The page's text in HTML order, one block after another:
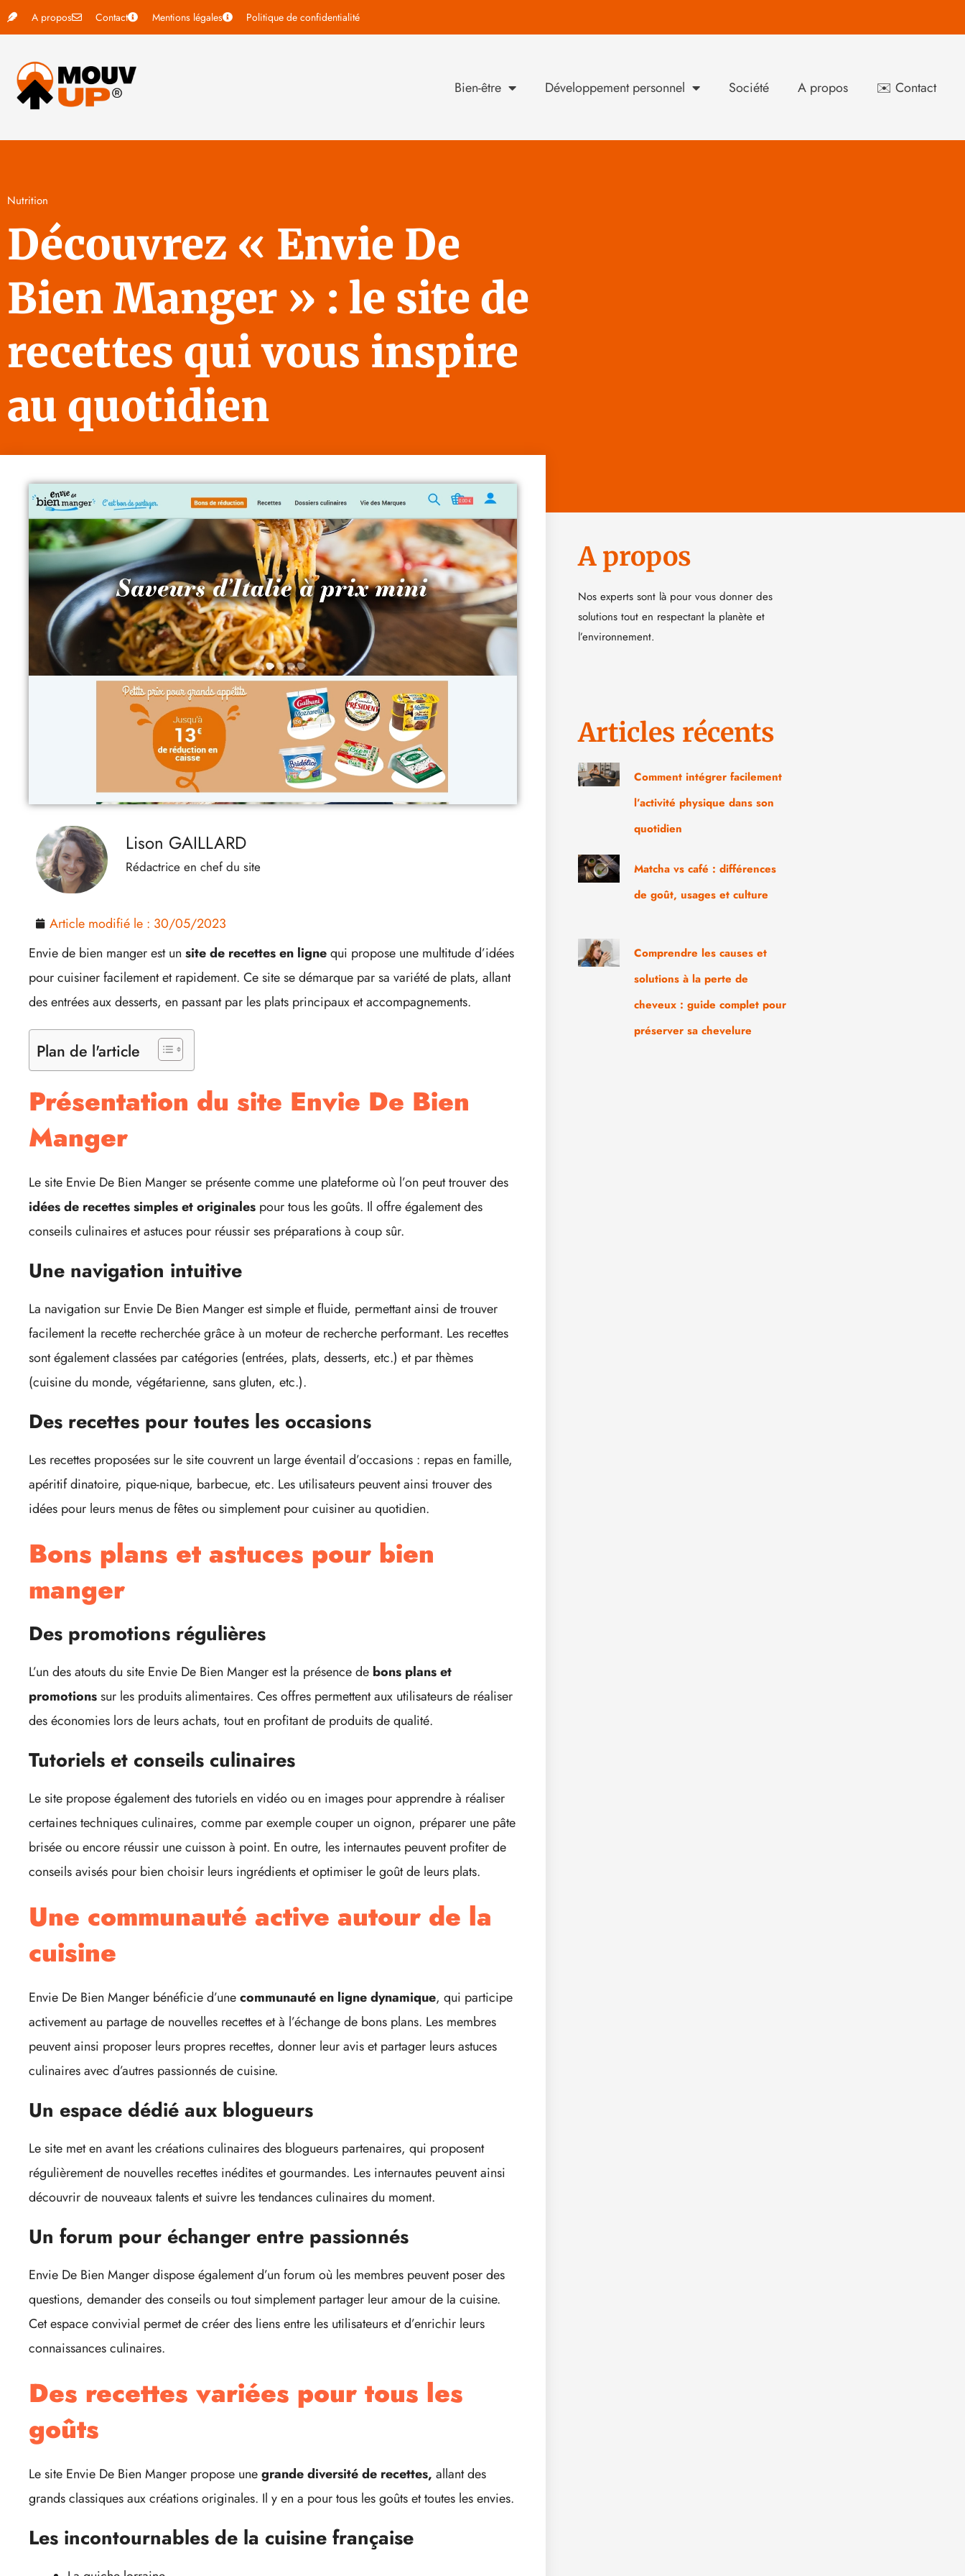
A propos Contact Mentions légales Politique de confidentialité
Bien-être Développement personnel Société A propos ✉️ Contact
Nutrition
Découvrez « Envie De
Bien Manger » : le site de
recettes qui vous inspire
au quotidien
Lison GAILLARD
Rédactrice en chef du site
Article modifié le : 30/05/2023
Envie de bien manger est un site de recettes en lignequi propose une multitude d’idées
pour cuisiner facilement et rapidement. Ce site se démarque par sa variété de plats, allant
des entrées aux desserts, en passant par les plats principaux et accompagnements.
Plan de l'article
Présentation du site Envie De Bien
Manger
Le site Envie De Bien Manger se présente comme une plateforme où l’on peut trouver des
idées de recettes simples et originales pour tous les goûts. Il offre également des
conseils culinaires et astuces pour réussir ses préparations à coup sûr.
Une navigation intuitive
La navigation sur Envie De Bien Manger est simple et fluide, permettant ainsi de trouver
facilement la recette recherchée grâce à un moteur de recherche performant. Les recettes
sont également classées par catégories (entrées, plats, desserts, etc.) et par thèmes
(cuisine du monde, végétarienne, sans gluten, etc.).
Des recettes pour toutes les occasions
Les recettes proposées sur le site couvrent un large éventail d’occasions : repas en famille,
apéritif dinatoire, pique-nique, barbecue, etc. Les utilisateurs peuvent ainsi trouver des
idées pour leurs menus de fêtes ou simplement pour cuisiner au quotidien.
Bons plans et astuces pour bien
manger
Des promotions régulières
L’un des atouts du site Envie De Bien Manger est la présence de bons plans et
promotionssur les produits alimentaires. Ces offres permettent aux utilisateurs de réaliser
des économies lors de leurs achats, tout en profitant de produits de qualité.
Tutoriels et conseils culinaires
Le site propose également des tutoriels en vidéo ou en images pour apprendre à réaliser
certaines techniques culinaires, comme par exemple couper un oignon, préparer une pâte
brisée ou encore réussir une cuisson à point. En outre, les internautes peuvent profiter de
conseils avisés pour bien choisir leurs ingrédients et optimiser le goût de leurs plats.
Une communauté active autour de la
cuisine
Envie De Bien Manger bénéficie d’unecommunauté en ligne dynamique, qui participe
activement au partage de nouvelles recettes et à l’échange de bons plans. Les membres
peuvent ainsi proposer leurs propres recettes, donner leur avis et partager leurs astuces
culinaires avec d’autres passionnés de cuisine.
Un espace dédié aux blogueurs
Le site met en avant les créations culinaires des blogueurs partenaires, qui proposent
régulièrement de nouvelles recettes inédites et gourmandes. Les internautes peuvent ainsi
découvrir de nouveaux talents et suivre les tendances culinaires du moment.
Un forum pour échanger entre passionnés
Envie De Bien Manger dispose également d’un forum où les membres peuvent poser des
questions, demander des conseils ou tout simplement partager leur amour de la cuisine.
Cet espace convivial permet de créer des liens entre les utilisateurs et d’enrichir leurs
connaissances culinaires.
Des recettes variées pour tous les
goûts
Le site Envie De Bien Manger propose unegrande diversité de recettes, allant des
grands classiques aux créations originales. Il y en a pour tous les goûts et toutes les envies.
Les incontournables de la cuisine française
A propos
Nos experts sont là pour vous donner des
solutions tout en respectant la planète et
l’environnement.
Articles récents
Comment intégrer facilement
l’activité physique dans son
quotidien
Matcha vs café : différences
de goût, usages et culture
Comprendre les causes et
solutions à la perte de
cheveux : guide complet pour
préserver sa chevelure